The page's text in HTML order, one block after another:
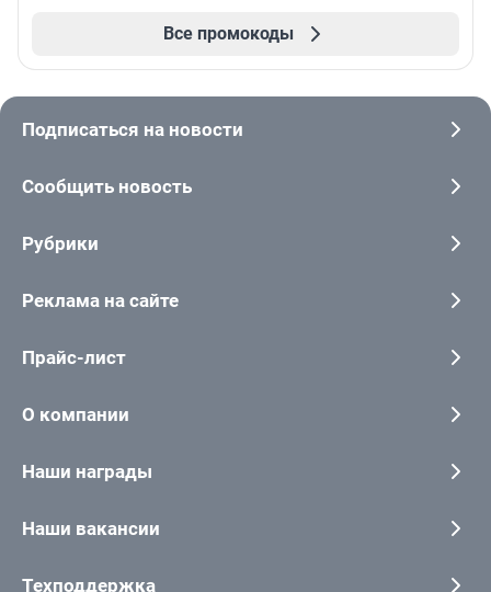
Все промокоды
Подписаться на новости
Сообщить новость
Рубрики
Реклама на сайте
Прайс-лист
О компании
Наши награды
Наши вакансии
Техподдержка